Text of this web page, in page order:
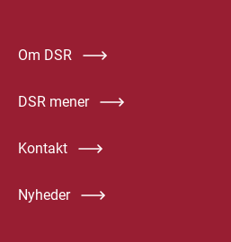
Om DSR
DSR mener
Kontakt
Nyheder